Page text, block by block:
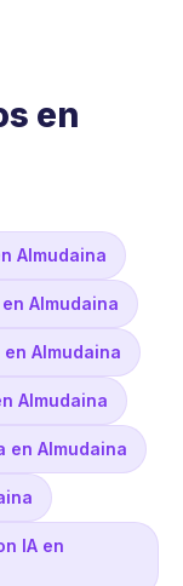
en
Almudaina
Almudaina
Almudaina
Almudaina
en Almudaina
IA en